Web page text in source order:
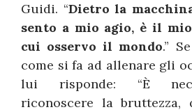
Guidi. “Dietro la
sento a mio agio, è il
cui osservo il mondo.”
come si fa ad allenare gli
lui risponde: “È
riconoscere la bruttezza,